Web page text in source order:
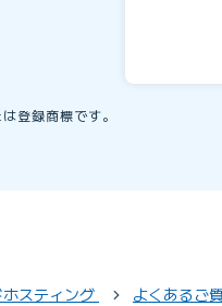
登録商標です。
スティング よくあるご